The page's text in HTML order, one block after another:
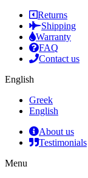
Returns
Shipping
Warranty
FAQ
Contact us
English
Greek
English
About us
Testimonials
Menu